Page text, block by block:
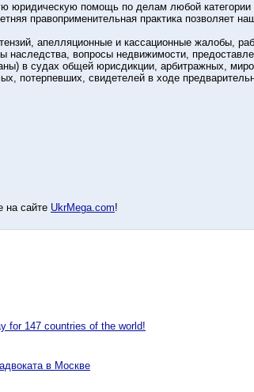
юридическую помощь по делам любой категории
правоприменительная практика позволяет
апелляционные и кассационные жалобы,
вопросы недвижимости,
в судах общей юрисдикции, арбитражных,
потерпевших, свидетелей в ходе
на сайте UkrMega.com!
for 147 countries of the world!
в Москве